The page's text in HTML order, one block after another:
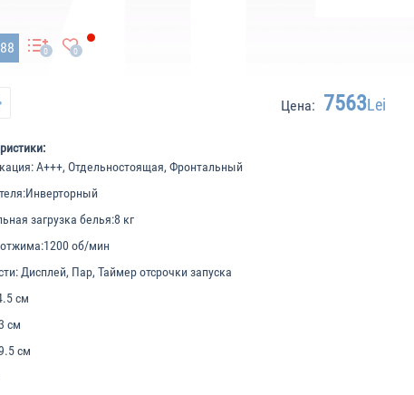
0 0
Цена: 7563Lei
A+++, Отдельностоящая, Фронтальный
Инверторный
загрузка белья:8 кг
1200 об/мин
Дисплей, Пар, Таймер отсрочки запуска
см
см
см